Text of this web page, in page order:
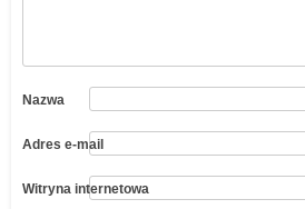
Nazwa
Adres e-mail
Witryna internetowa